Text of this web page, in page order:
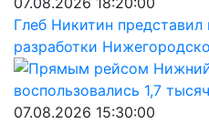
Глеб Никитин
разработки
07.08.2026 15:30:00